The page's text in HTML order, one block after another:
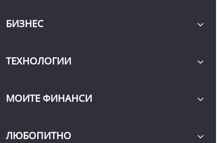
БИЗНЕС
ТЕХНОЛОГИИ
МОИТЕ ФИНАНСИ
ЛЮБОПИТНО